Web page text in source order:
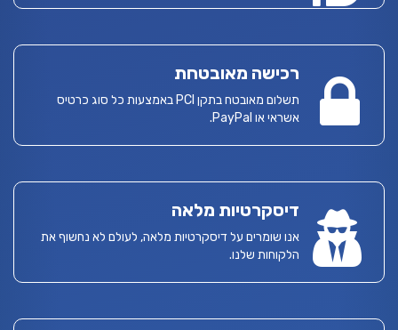
רכישה מאובטחת
תשלום מאובטח בתקן PCI באמצעות כל סוג כרטיס
אשראי או PayPal.
דיסקרטיות מלאה
אנו שומרים על דיסקרטיות מלאה, לעולם לא נחשוף את
הלקוחות שלנו.